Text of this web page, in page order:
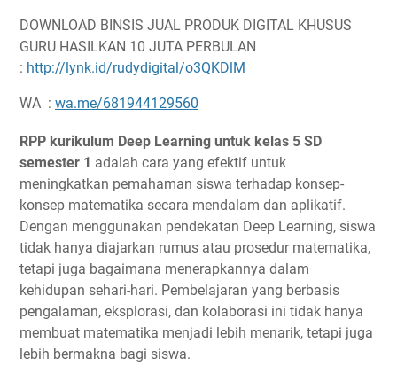
DOWNLOAD BINSIS JUAL PRODUK DIGITAL KHUSUS
GURU HASILKAN 10 JUTA PERBULAN
: http://lynk.id/rudydigital/o3QKDlM
WA : wa.me/681944129560
RPP kurikulum Deep Learning untuk kelas 5 SD
semester 1 adalah cara yang efektif untuk
meningkatkan pemahaman siswa terhadap konsep-
konsep matematika secara mendalam dan aplikatif.
Dengan menggunakan pendekatan Deep Learning, siswa
tidak hanya diajarkan rumus atau prosedur matematika,
tetapi juga bagaimana menerapkannya dalam
kehidupan sehari-hari. Pembelajaran yang berbasis
pengalaman, eksplorasi, dan kolaborasi ini tidak hanya
membuat matematika menjadi lebih menarik, tetapi juga
lebih bermakna bagi siswa.